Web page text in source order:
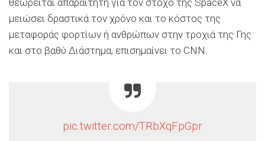
μειώσει δραστικά τον χρόνο και το κόστος της
μεταφοράς φορτίων ή ανθρώπων στην τροχιά της Γης
και στο βαθύ Διάστημα, επισημαίνει το CNN.
pic.twitter.com/TRbXqFpGpr